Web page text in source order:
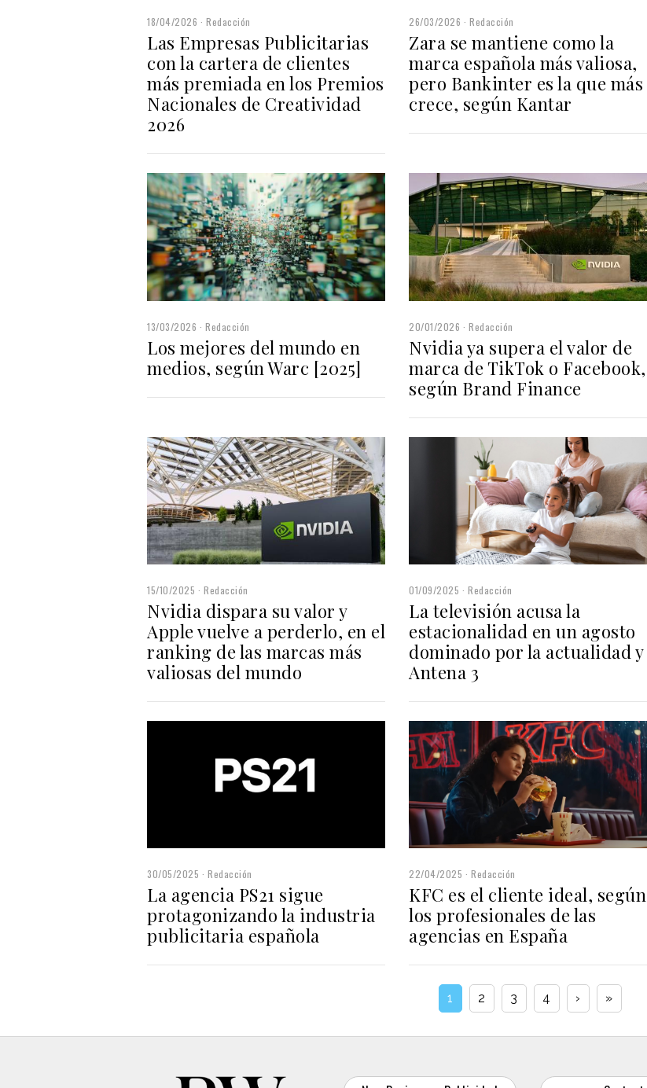
18/04/2026 Redacción
Las Empresas Publicitarias
con la cartera de clientes
más premiada en los Premios
Nacionales de Creatividad
2026
26/03/2026 Redacción
Zara se mantiene como la
marca española más valiosa,
pero Bankinter es la que más
crece, según Kantar
13/03/2026 Redacción
Los mejores del mundo en
medios, según Warc [2025]
20/01/2026 Redacción
Nvidia ya supera el valor de
marca de TikTok o Facebook,
según Brand Finance
15/10/2025 Redacción
Nvidia dispara su valor y
Apple vuelve a perderlo, en el
ranking de las marcas más
valiosas del mundo
01/09/2025 Redacción
La televisión acusa la
estacionalidad en un agosto
dominado por la actualidad y
Antena 3
30/05/2025 Redacción
La agencia PS21 sigue
protagonizando la industria
publicitaria española
22/04/2025 Redacción
KFC es el cliente ideal, según
los profesionales de las
agencias en España
1 2 3 4 › »